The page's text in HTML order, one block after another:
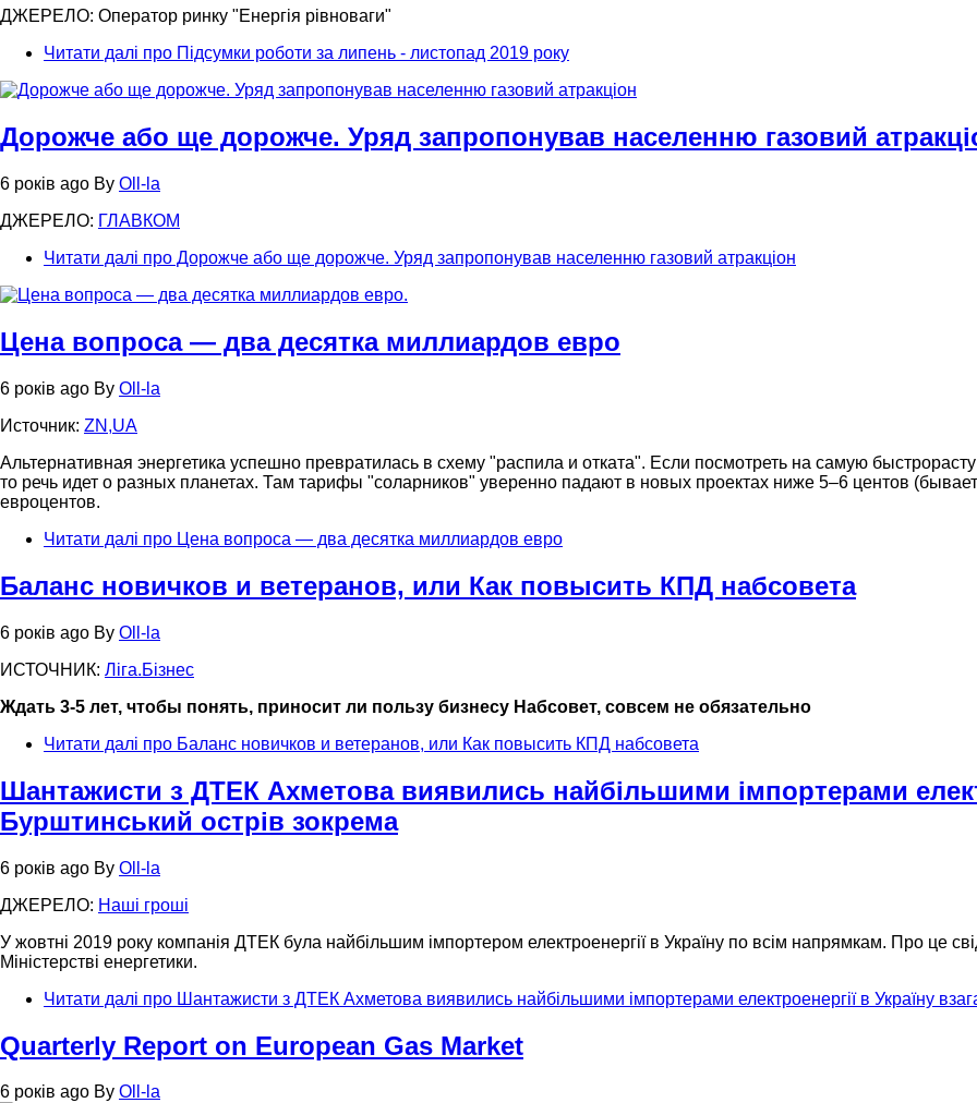
ДЖЕРЕЛО: Оператор ринку "Енергія рівноваги"
Читати далі про Підсумки роботи за липень - листопад 2019 року
Дорожче або ще дорожче. Уряд запропонував населенню газовий
6 років ago By Oll-la
ДЖЕРЕЛО: ГЛАВКОМ
Читати далі про Дорожче або ще дорожче. Уряд запропонував населенню газовий атракціон
Цена вопроса — два десятка миллиардов евро
6 років ago By Oll-la
Источник: ZN,UA
Альтернативная энергетика успешно превратилась в схему "распила и отката". Если посмотреть на самую
то речь идет о разных планетах. Там тарифы "соларников" уверенно падают в новых проектах ниже 5–6 центов
евроцентов.
Читати далі про Цена вопроса — два десятка миллиардов евро
Баланс новичков и ветеранов, или Как повысить КПД набсовета
6 років ago By Oll-la
ИСТОЧНИК: Лiга.Бiзнес
Ждать 3-5 лет, чтобы понять, приносит ли пользу бизнесу Набсовет, совсем не обязательно
Читати далі про Баланс новичков и ветеранов, или Как повысить КПД набсовета
Шантажисти з ДТЕК Ахметова виявились найбільшими імпортерами
Бурштинський острів зокрема
6 років ago By Oll-la
ДЖЕРЕЛО: Нашi грошi
У жовтні 2019 року компанія ДТЕК була найбільшим імпортером електроенергії в Україну по всім напрямкам. Про це
Міністерстві енергетики.
Читати далі про Шантажисти з ДТЕК Ахметова виявились найбільшими імпортерами електроенергії в Україну
Quarterly Report on European Gas Market
6 років ago By Oll-la